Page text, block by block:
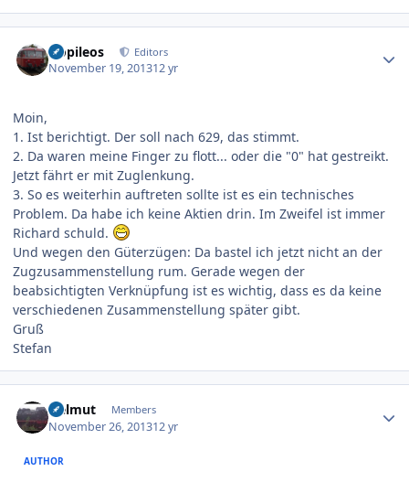
Nopileos Editors
November 19, 201312 yr
Moin,
1. Ist berichtigt. Der soll nach 629, das stimmt.
2. Da waren meine Finger zu flott... oder die "0" hat gestreikt.
Jetzt fährt er mit Zuglenkung.
3. So es weiterhin auftreten sollte ist es ein technisches
Problem. Da habe ich keine Aktien drin. Im Zweifel ist immer
Richard schuld.
Und wegen den Güterzügen: Da bastel ich jetzt nicht an der
Zugzusammenstellung rum. Gerade wegen der
beabsichtigten Verknüpfung ist es wichtig, dass es da keine
verschiedenen Zusammenstellung später gibt.
Gruß
Stefan
Helmut Members
November 26, 201312 yr
AUTHOR